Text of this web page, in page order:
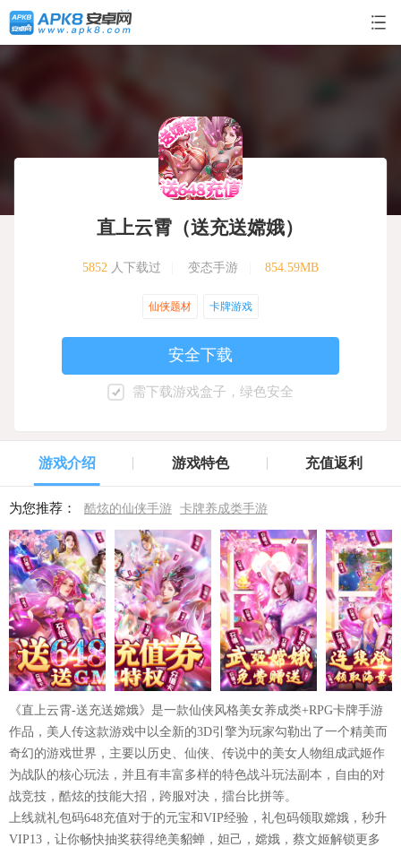
直上云霄（送充送嫦娥）
5852 人下载过 变态手游 854.59MB
仙侠题材 卡牌游戏
安全下载
需下载游戏盒子，绿色安全
游戏介绍 游戏特色 充值返利
为您推荐： 酷炫的仙侠手游 卡牌养成类手游
《直上云霄-送充送嫦娥》是一款仙侠风格美女养成类+RPG卡牌手游
作品，美人传这款游戏中以全新的3D引擎为玩家勾勒出了一个精美而
奇幻的游戏世界，主要以历史、仙侠、传说中的美女人物组成武姬作
为战队的核心玩法，并且有丰富多样的特色战斗玩法副本，自由的对
战竞技，酷炫的技能大招，跨服对决，擂台比拼等。
上线就礼包码648充值对于的元宝和VIP经验，礼包码领取嫦娥，秒升
VIP13，让你畅快抽奖获得绝美貂蝉，妲己，嫦娥，蔡文姬解锁更多